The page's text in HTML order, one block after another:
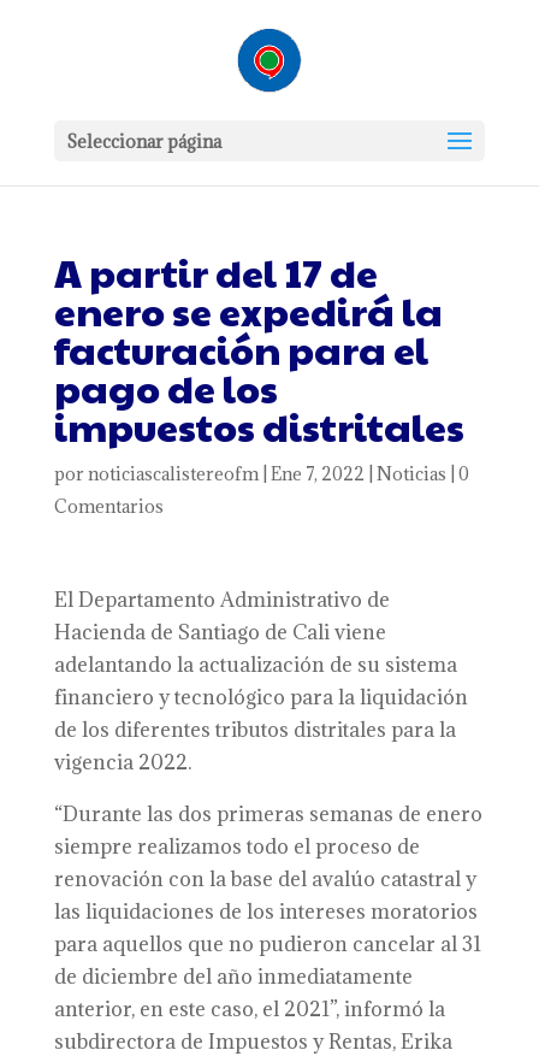
Seleccionar página
A partir del 17 de
enero se expedirá la
facturación para el
pago de los
impuestos distritales
por noticiascalistereofm| Ene 7, 2022 Noticias 0
Comentarios
El Departamento Administrativo de
Hacienda de Santiago de Cali viene
adelantando la actualización de su sistema
financiero y tecnológico para la liquidación
de los diferentes tributos distritales para la
vigencia 2022.
“Durante las dos primeras semanas de enero
siempre realizamos todo el proceso de
renovación con la base del avalúo catastral y
las liquidaciones de los intereses moratorios
para aquellos que no pudieron cancelar al 31
de diciembre del año inmediatamente
anterior, en este caso, el 2021”, informó la
subdirectora de Impuestos y Rentas, Erika